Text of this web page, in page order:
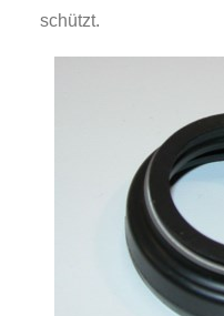
schützt.